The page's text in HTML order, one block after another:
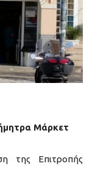
Μάρκετ
της Επιτροπής